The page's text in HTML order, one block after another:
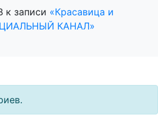
к записи «Красавица и
КАНАЛ»